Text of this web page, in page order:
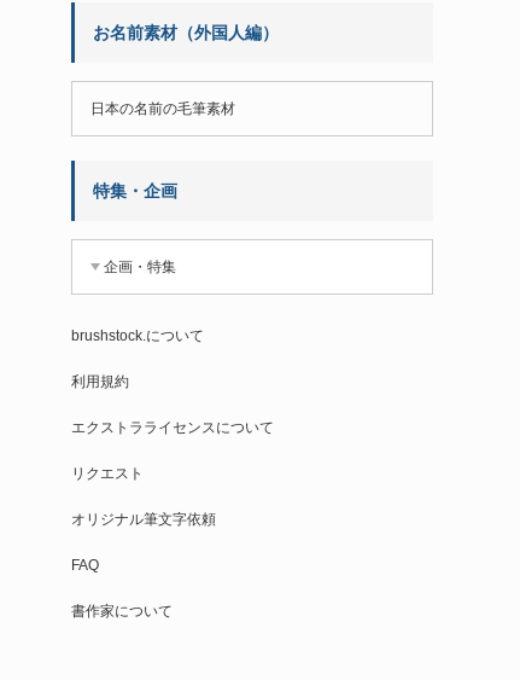
お名前素材（外国人編）
日本の名前の毛筆素材
特集・企画
企画・特集
brushstock.について
利用規約
エクストラライセンスについて
リクエスト
オリジナル筆文字依頼
FAQ
書作家について